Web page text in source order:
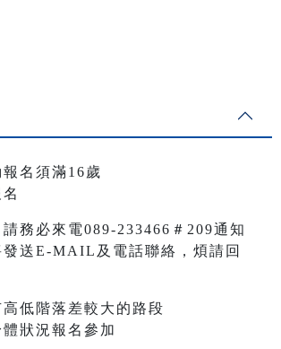
名須滿16歲
務必來電089-233466＃209通知
送E-MAIL及電話聯絡，煩請回
低階落差較大的路段
狀況報名參加